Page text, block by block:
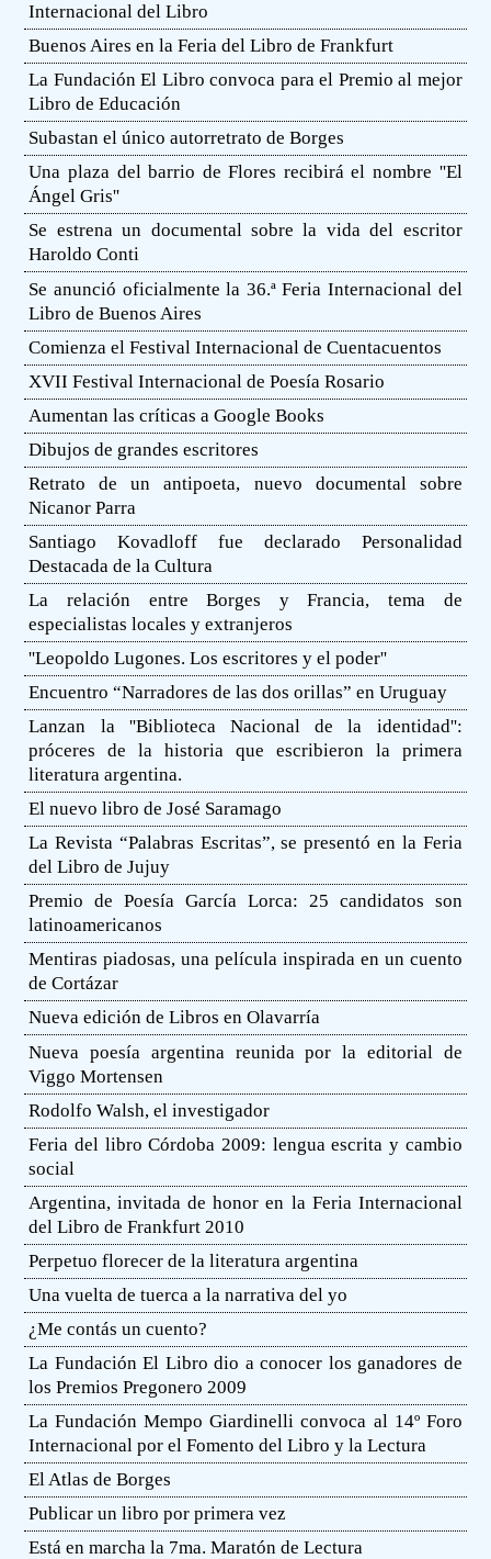
Internacional del Libro
Buenos Aires en la Feria del Libro de Frankfurt
La Fundación El Libro convoca para el Premio al mejor
Libro de Educación
Subastan el único autorretrato de Borges
Una plaza del barrio de Flores recibirá el nombre ''El
Ángel Gris''
Se estrena un documental sobre la vida del escritor
Haroldo Conti
Se anunció oficialmente la 36.ª Feria Internacional del
Libro de Buenos Aires
Comienza el Festival Internacional de Cuentacuentos
XVII Festival Internacional de Poesía Rosario
Aumentan las críticas a Google Books
Dibujos de grandes escritores
Retrato de un antipoeta, nuevo documental sobre
Nicanor Parra
Santiago Kovadloff fue declarado Personalidad
Destacada de la Cultura
La relación entre Borges y Francia, tema de
especialistas locales y extranjeros
''Leopoldo Lugones. Los escritores y el poder''
Encuentro “Narradores de las dos orillas” en Uruguay
Lanzan la ''Biblioteca Nacional de la identidad'':
próceres de la historia que escribieron la primera
literatura argentina.
El nuevo libro de José Saramago
La Revista “Palabras Escritas”, se presentó en la Feria
del Libro de Jujuy
Premio de Poesía García Lorca: 25 candidatos son
latinoamericanos
Mentiras piadosas, una película inspirada en un cuento
de Cortázar
Nueva edición de Libros en Olavarría
Nueva poesía argentina reunida por la editorial de
Viggo Mortensen
Rodolfo Walsh, el investigador
Feria del libro Córdoba 2009: lengua escrita y cambio
social
Argentina, invitada de honor en la Feria Internacional
del Libro de Frankfurt 2010
Perpetuo florecer de la literatura argentina
Una vuelta de tuerca a la narrativa del yo
¿Me contás un cuento?
La Fundación El Libro dio a conocer los ganadores de
los Premios Pregonero 2009
La Fundación Mempo Giardinelli convoca al 14º Foro
Internacional por el Fomento del Libro y la Lectura
El Atlas de Borges
Publicar un libro por primera vez
Está en marcha la 7ma. Maratón de Lectura